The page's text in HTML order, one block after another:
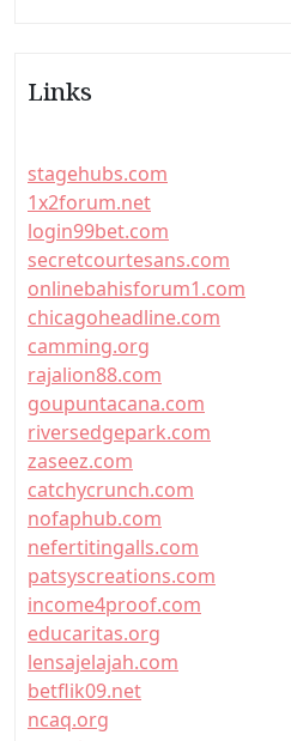
Links
stagehubs.com
1x2forum.net
login99bet.com
secretcourtesans.com
onlinebahisforum1.com
chicagoheadline.com
camming.org
rajalion88.com
goupuntacana.com
riversedgepark.com
zaseez.com
catchycrunch.com
nofaphub.com
nefertitingalls.com
patsyscreations.com
income4proof.com
educaritas.org
lensajelajah.com
betflik09.net
ncaq.org